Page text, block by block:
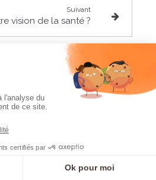
Suivant
vision de la santé ?